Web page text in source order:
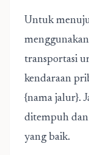
Untuk
transportasi
kendaraan
{nama jalur}.
ditempuh
yang baik.